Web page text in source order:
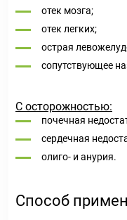
отек мозга;
отек легких;
острая
сопутствующее
С осторожностью:
почечная
сердечная
олиго- и анурия.
Способ